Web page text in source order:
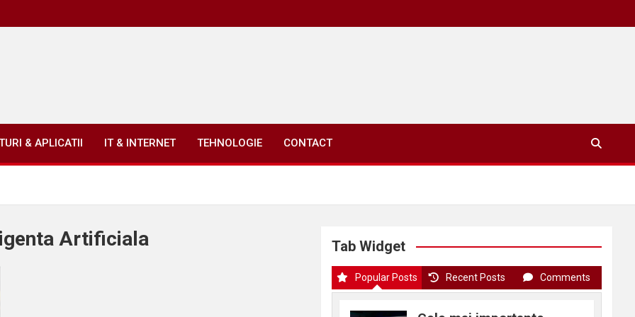
& APLICATII IT & INTERNET TEHNOLOGIE CONTACT
Artificiala Tab Widget
Popular Posts Recent Posts Comments